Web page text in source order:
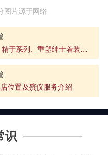
图片源于网络
位置及殡仪服务介绍
识